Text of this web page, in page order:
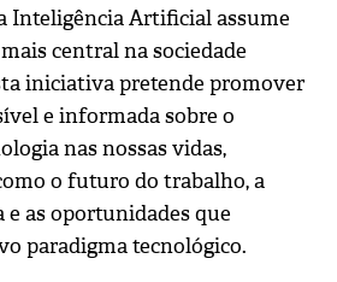
Inteligência Artificial assume
central na sociedade
iniciativa pretende promover
e informada sobre o
nas nossas vidas,
o futuro do trabalho, a
e as oportunidades que
paradigma tecnológico.